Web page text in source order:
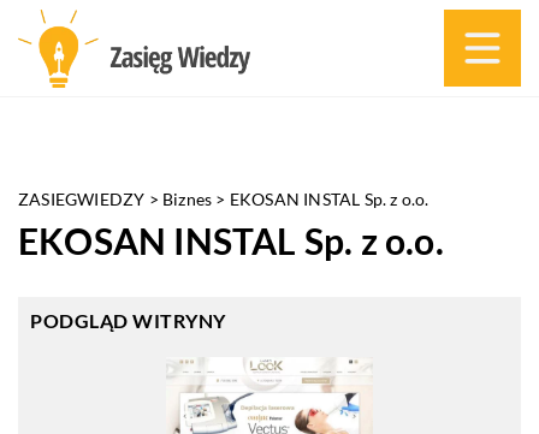
ZASIEGWIEDZY > Biznes > EKOSAN INSTAL Sp. z o.o.
EKOSAN INSTAL Sp. z o.o.
PODGLĄD WITRYNY